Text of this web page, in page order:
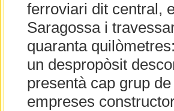
ferroviari dit central,
Saragossa i
quaranta
un despropòsit
presentà cap grup
empreses